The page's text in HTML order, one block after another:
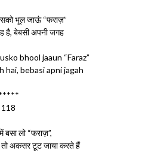
भूल जाऊं “फराज़”
है, बेबसी अपनी जगह
bhool jaaun “Faraz”
hai, bebasi apni jagah
118
लो “फराज़”,
अकसर टूट जाया करते हैं